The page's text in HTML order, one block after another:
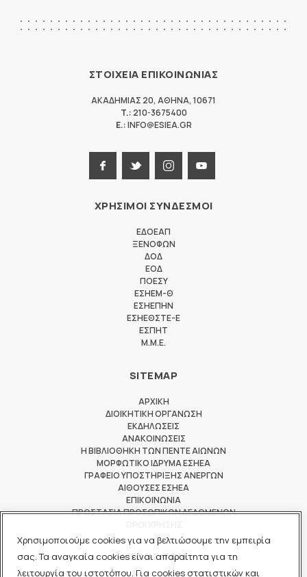
Χρησιμοποιούμε cookies για να βελτιώσουμε την εμπειρία
σας. Τα αναγκαία cookies είναι απαραίτητα για τη
λειτουργία του ιστοτόπου. Για cookies στατιστικών και
ΣΤΟΙΧΕΙΑ ΕΠΙΚΟΙΝΩΝΙΑΣ
ΑΚΑΔΗΜΙΑΣ 20, ΑΘΗΝΑ, 10671
T.: 210-3675400
E.:INFO@ESIEA.GR
ΧΡΗΣΙΜΟΙ ΣΥΝΔΕΣΜΟΙ
ΕΔΟΕΑΠ
ΞΕΝΟΦΩΝ
ΔΟΔ
ΕΟΔ
ΠΟΕΣΥ
ΕΣΗΕΜ-Θ
ΕΣΗΕΠΗΝ
ΕΣΗΕΘΣΤΕ-Ε
ΕΣΠΗΤ
M.M.E.
SITEMAP
ΑΡΧΙΚΗ
ΔΙΟΙΚΗΤΙΚΗ ΟΡΓΑΝΩΣΗ
ΕΚΔΗΛΩΣΕΙΣ
ΑΝΑΚΟΙΝΩΣΕΙΣ
Η ΒΙΒΛΙΟΘΗΚΗ ΤΩΝ ΠΕΝΤΕ ΑΙΩΝΩΝ
ΜΟΡΦΩΤΙΚΟ ΙΔΡΥΜΑ ΕΣΗΕΑ
ΓΡΑΦΕΙΟ ΥΠΟΣΤΗΡΙΞΗΣ ΑΝΕΡΓΩΝ
ΑΙΘΟΥΣΕΣ ΕΣΗΕΑ
ΕΠΙΚΟΙΝΩΝΙΑ
ΠΡΟΣΤΑΣΙΑ ΠΡΟΣΩΠΙΚΩΝ ΔΕΔΟΜΕΝΩΝ
ΜΕΛΟΣ ΤΩΝ